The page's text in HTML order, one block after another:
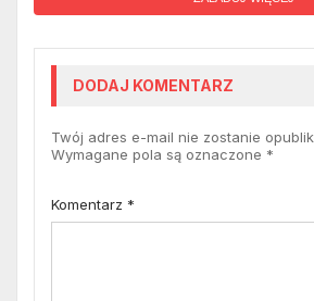
DODAJ KOMENTARZ
Twój adres e-mail nie zostanie
Wymagane pola są oznaczone *
Komentarz *